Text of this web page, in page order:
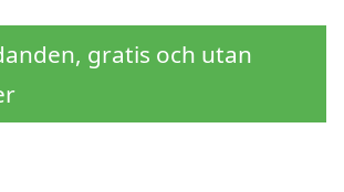
gratis och utan